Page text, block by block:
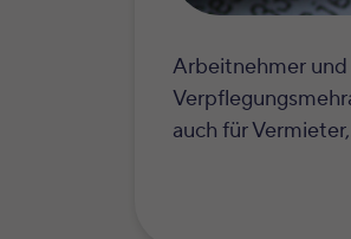
Arbeitnehmer und
auch für